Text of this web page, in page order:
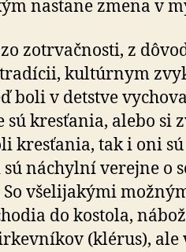
nastane zmena v
zo zotrvačnosti, z
kultúrnym
boli v detstve
sú kresťania, alebo si
kresťania, tak i oni
sú náchylní verejne o
So všelijakými
do kostola,
(klérus), ale